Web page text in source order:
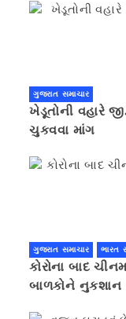
ગુજરાત સમાચાર
ખેડૂતોની વહારે
ચુકવવા માંગ
ગુજરાત સમાચાર ભારત
કોરોના બાદ
બાળકોને નુકશાન